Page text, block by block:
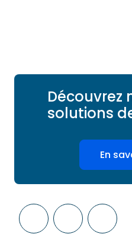
Découvrez
solutions
En